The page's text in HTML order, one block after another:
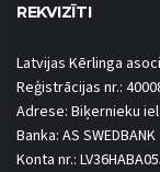
REKVIZĪTI
Latvijas Kērlinga
Reģistrācijas nr.:
Adrese: Biķernieku
Banka: AS SWEDBANK
Konta nr.: